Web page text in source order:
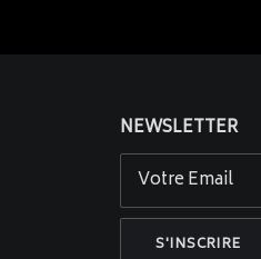
NEWSLETTER